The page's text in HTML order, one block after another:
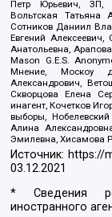
Петр Юрьевич, ЗП,
Вольтская Татьяна
Сотников Даниил
Евгений Алексеевич,
Анатольевна,
Mason G.E.S.
Мнение, Москоу
Александрович,
Скворцова Елена
инагент, Кочетков
выборы,
Алина
Эмилевна, Хисамова
Источник: https://
03.12.2021
* Сведения
иностранного